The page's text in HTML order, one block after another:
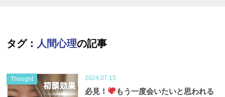
タグ： 人間心理の記事
2024.07.15
Thought
必見！
もう一度会いたいと思われる